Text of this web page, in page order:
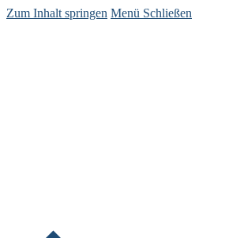
Zum Inhalt springen Menü Schließen